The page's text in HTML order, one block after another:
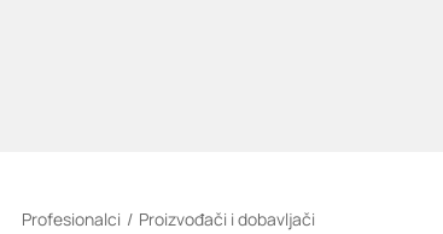
Profesionalci Proizvođači i dobavljači